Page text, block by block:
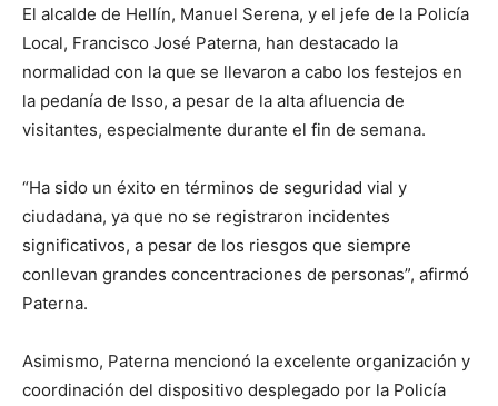
El alcalde de Hellín, Manuel Serena, y el jefe de la Policía
Local, Francisco José Paterna, han destacado la
normalidad con la que se llevaron a cabo los festejos en
la pedanía de Isso, a pesar de la alta afluencia de
visitantes, especialmente durante el fin de semana.
“Ha sido un éxito en términos de seguridad vial y
ciudadana, ya que no se registraron incidentes
significativos, a pesar de los riesgos que siempre
conllevan grandes concentraciones de personas”, afirmó
Paterna.
Asimismo, Paterna mencionó la excelente organización y
coordinación del dispositivo desplegado por la Policía